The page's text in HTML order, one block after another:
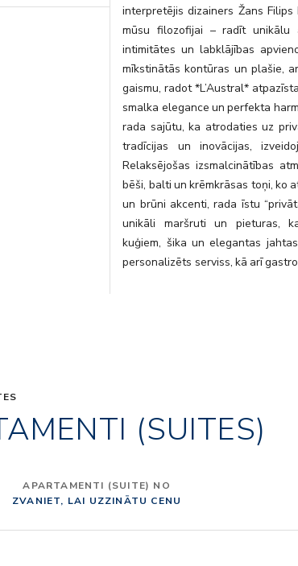
interpretējis dizainers Žans Filips
mūsu filozofijai – radīt unikālu
intimitātes un labklājības
mīkstinātās kontūras un plašie,
gaismu, radot *L’Austral*
smalka elegance un perfekta
rada sajūtu, ka atrodaties uz
tradīcijas un inovācijas,
Relaksējošas izsmalcinātības
bēši, balti un krēmkrāsas toņi, ko
un brūni akcenti, rada īstu
unikāli maršruti un pieturas,
kuģiem, šika un elegantas
personalizēts serviss, kā arī
(SUITES)
APARTAMENTI (SUITE) NO
ZVANIET, LAI UZZINĀTU CENU